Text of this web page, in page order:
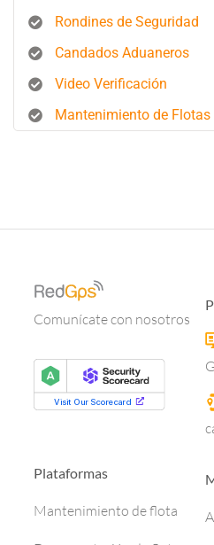
Rondines de Seguridad
Candados Aduaneros
Video Verificación
Mantenimiento de Flotas
Comunícate con nosotros
Plataformas
Mantenimiento de flota